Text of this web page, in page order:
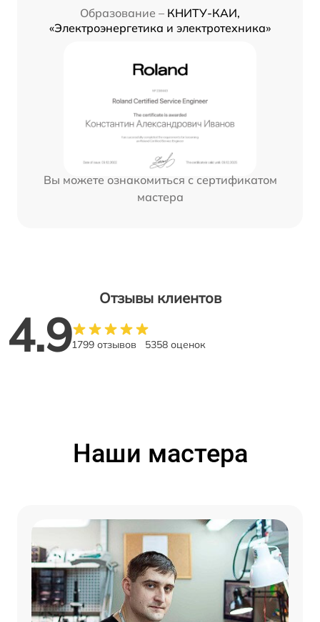
Образование – КНИТУ-КАИ,
«Электроэнергетика и электротехника»
Вы можете ознакомиться с сертификатом
мастера
Отзывы клиентов
4.91799 отзывов 5358 оценок
Наши мастера